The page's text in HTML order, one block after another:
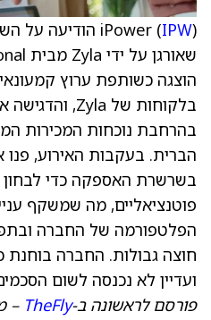
iPower (IPW
) הודיעה על
הוצגה כשותפת ערוץ
בהרחבת נוכחות המכירות
בשרשרת האספקה כדי לבחון
פוטנציאליים, מה שמשקף
הפלטפורמה של החברה
חוצה גבולות. החברה בוחנת
ועדיין לא נכנסה לשום
פורסם לראשונה ב-TheFly
–